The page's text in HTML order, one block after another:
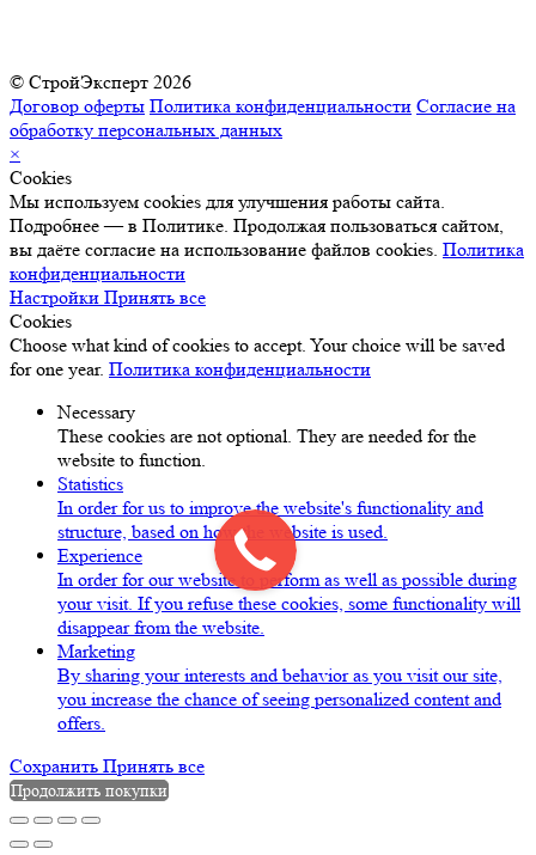
© СтройЭксперт 2026
Договор оферты Политика конфиденциальности Согласие на
обработку персональных данных
×
Cookies
Мы используем cookies для улучшения работы сайта.
Подробнее — в Политике. Продолжая пользоваться сайтом,
вы даёте согласие на использование файлов cookies. Политика
конфиденциальности
Настройки Принять все
Cookies
Choose what kind of cookies to accept. Your choice will be saved
for one year. Политика конфиденциальности
Necessary
These cookies are not optional. They are needed for the
website to function.
Statistics
In order for us to improve the website's functionality and
structure, based on how the website is used.
Experience
In order for our website to perform as well as possible during
your visit. If you refuse these cookies, some functionality will
disappear from the website.
Marketing
By sharing your interests and behavior as you visit our site,
you increase the chance of seeing personalized content and
offers.
Сохранить Принять все
Продолжить покупки